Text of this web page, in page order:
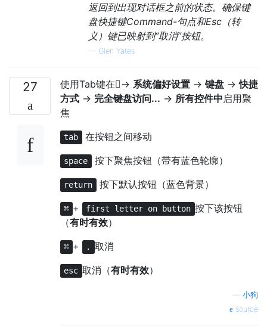
返回到出现对话框之前的状态。确保键
盘快捷键Command-句点和Esc（转
义）键已映射到“取消”按钮。
— Glen Yates
27 使用Tab键在→ 系统偏好设置 → 键盘 →快捷
方式 → 完全键盘访问... → 所有控件中启用聚
焦
tab 在按钮之间移动
space 按下聚焦按钮（带有蓝色轮廓）
return 按下默认按钮（蓝色背景）
⌘ + first letter on button 按下该按钮
（有时有效）
⌘ + . 取消
esc 取消（有时有效）
小狗
source